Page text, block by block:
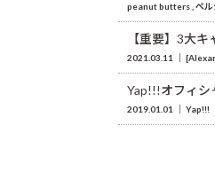
peanut butters ペル
【重要】3大
2021.03.11
Yap!!!オフィシ
2019.01.01 Yap!!!